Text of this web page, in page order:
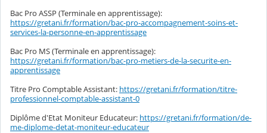
Bac Pro ASSP (Terminale en apprentissage):
https://gretani.fr/formation/bac-pro-accompagnement-soins-et-
services-la-personne-en-apprentissage
Bac Pro MS (Terminale en apprentissage):
https://gretani.fr/formation/bac-pro-metiers-de-la-securite-en-
apprentissage
Titre Pro Comptable Assistant: https://gretani.fr/formation/titre-
professionnel-comptable-assistant-0
Diplôme d'Etat Moniteur Educateur: https://gretani.fr/formation/de-
me-diplome-detat-moniteur-educateur